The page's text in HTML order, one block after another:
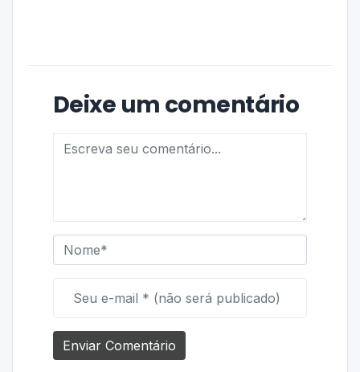
Deixe um comentário